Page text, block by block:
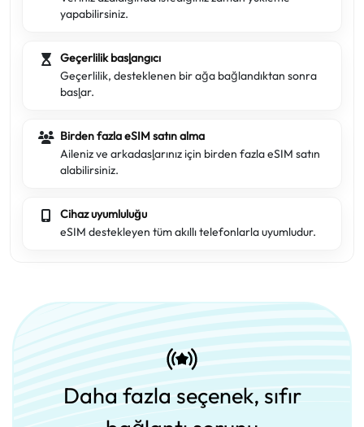
yapabilirsiniz.
Geçerlilik başlangıcı
Geçerlilik, desteklenen bir ağa bağlandıktan sonra
başlar.
Birden fazla eSIM satın alma
Aileniz ve arkadaşlarınız için birden fazla eSIM satın
alabilirsiniz.
Cihaz uyumluluğu
eSIM destekleyen tüm akıllı telefonlarla uyumludur.
Daha fazla seçenek, sıfır